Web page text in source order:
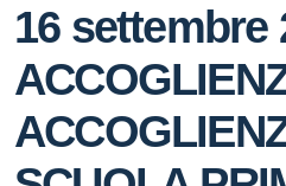
16 settembre